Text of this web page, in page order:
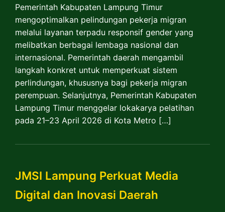
Pemerintah Kabupaten Lampung Timur
mengoptimalkan pelindungan pekerja migran
melalui layanan terpadu responsif gender yang
melibatkan berbagai lembaga nasional dan
internasional. Pemerintah daerah mengambil
langkah konkret untuk memperkuat sistem
perlindungan, khususnya bagi pekerja migran
perempuan. Selanjutnya, Pemerintah Kabupaten
Lampung Timur menggelar lokakarya pelatihan
pada 21–23 April 2026 di Kota Metro […]
JMSI Lampung Perkuat Media
Digital dan Inovasi Daerah